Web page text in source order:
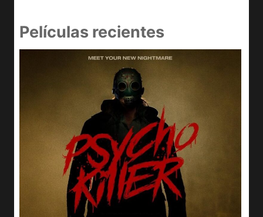
Películas recientes